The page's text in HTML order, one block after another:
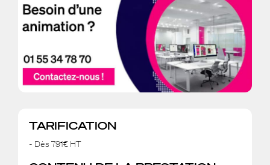
TARIFICATION
- Dès 791€ HT